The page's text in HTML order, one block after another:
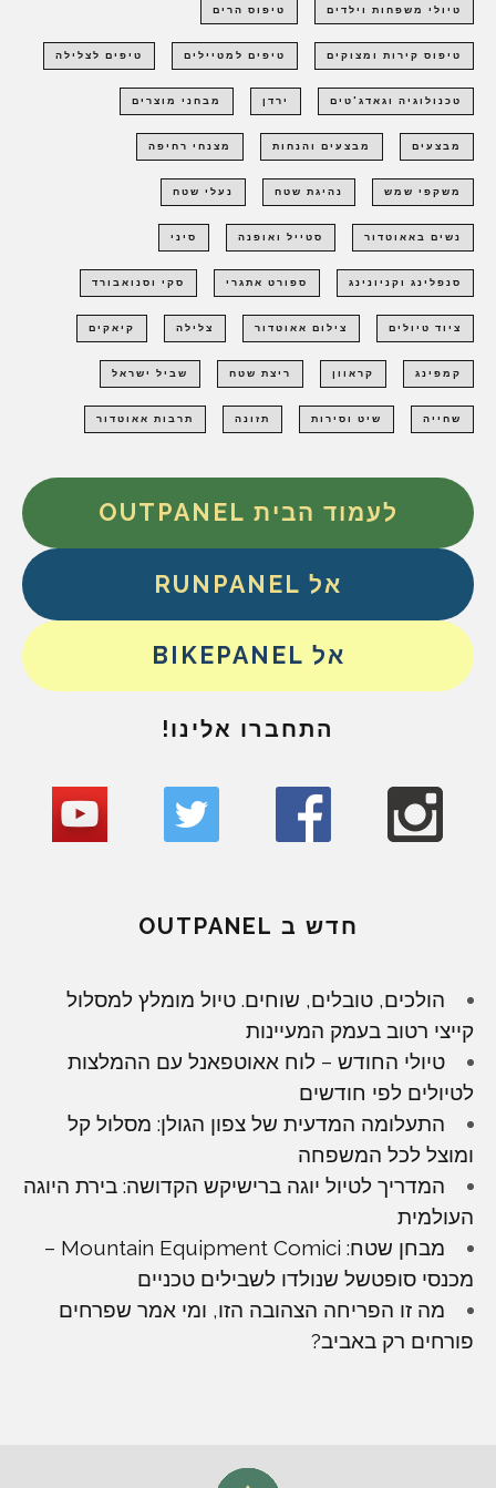
טיולי משפחות וילדים טיפוס הרים
טיפוס קירות ומצוקים טיפים למטיילים טיפים לצלילה
טכנולוגיה וגאדג'טים ירדן מבחני מוצרים
מבצעים מבצעים והנחות מצנחי רחיפה
משקפי שמש נהיגת שטח נעלי שטח
נשים באאוטדור סטייל ואופנה סיני
סנפלינג וקניונינג ספורט אתגרי סקי וסנואבורד
ציוד טיולים צילום אאוטדור צלילה קיאקים
קמפינג קראוון ריצת שטח שביל ישראל
שחייה שיט וסירות תזונה תרבות אאוטדור
לעמוד הבית OUTPANEL
אל RUNPANEL
אל BIKEPANEL
התחברו אלינו!
חדש ב OUTPANEL
הולכים, טובלים, שוחים. טיול מומלץ למסלול
קייצי רטוב בעמק המעיינות
טיולי החודש – לוח אאוטפאנל עם ההמלצות
לטיולים לפי חודשים
התעלומה המדעית של צפון הגולן: מסלול קל
ומוצל לכל המשפחה
המדריך לטיול יוגה ברישיקש הקדושה: בירת היוגה
העולמית
מבחן שטח: Mountain Equipment Comici –
מכנסי סופטשל שנולדו לשבילים טכניים
מה זו הפריחה הצהובה הזו, ומי אמר שפרחים
פורחים רק באביב?